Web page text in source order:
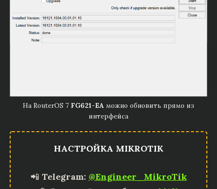
На RouterOS 7 FG621-EA можно обновить прямо из
интерфейса
НАСТРОЙКА MIKROTIK
📲 Telegram: @Engineer_MikroTik